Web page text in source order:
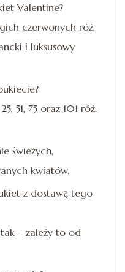
Valentine?
czerwonych róż,
i luksusowy
51, 75 oraz 101 róż.
świeżych,
kwiatów.
z dostawą tego
– zależy to od